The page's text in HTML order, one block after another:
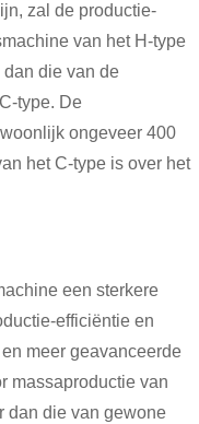
zal de productie-
van het H-type
dan die van de
type. De
ongeveer 400
het C-type is over het
een sterkere
efficiëntie en
meer geavanceerde
massaproductie van
dan die van gewone